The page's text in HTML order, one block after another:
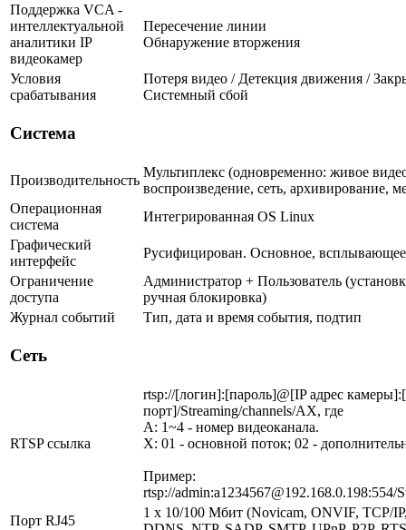
Поддержка VCA -
интеллектуальной
аналитики IP
видеокамер
Пересечение линии
Обнаружение вторжения
Условия
срабатывания
Потеря видео / Детекция движения /
Системный сбой
Система
Производительность
Мультиплекс (одновременно: живое
воспроизведение, сеть, архивирование,
Операционная
система
Интегрированная OS Linux
Графический
интерфейс
Русифицирован. Основное,
Ограничение
доступа
Администратор + Пользователь
ручная блокировка)
Журнал событий
Тип, дата и время события, подтип
Сеть
RTSP ссылка
rtsp://[логин]:[пароль]@[IP адрес
порт]/Streaming/channels/AX, где
A: 1~4 - номер видеоканала.
X: 01 - основной поток; 02 -
Пример:
rtsp://admin:a1234567@192.168.0.198:554/
Порт RJ45
1 x 10/100 Мбит (Novicam, ONVIF, TCP/